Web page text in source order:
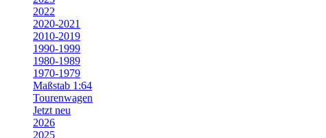
2022
2020-2021
2010-2019
1990-1999
1980-1989
1970-1979
Maßstab 1:64
Tourenwagen
Jetzt neu
2026
2025